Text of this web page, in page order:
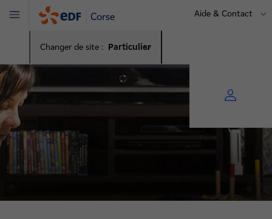
Corse
Changer de site : Particulier
Aide & Contact
Menu